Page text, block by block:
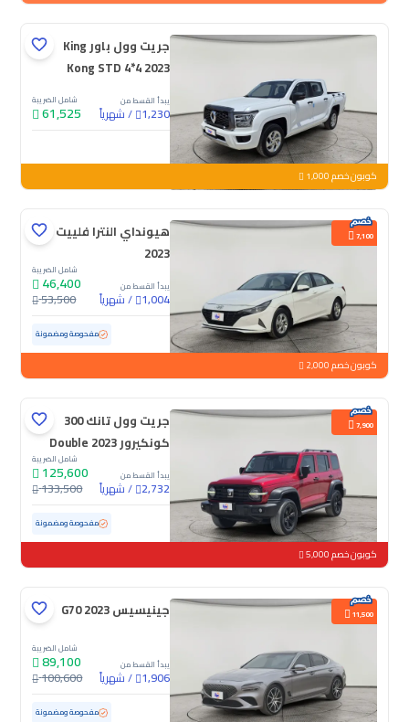
جريت وول باور King
Kong STD 4*4 2023
يبدأ القسط من
1,230
/شهرياً
شامل الضريبة
61,525
جديدة
كوبون خصم 1,000
7,100
هيونداي النترا فلييت
2023
يبدأ القسط من
1,004
/شهرياً
شامل الضريبة
46,400
53,500
مستعملة 142,596 كم مفحوصة ومضمونة
كوبون خصم 2,000
7,900
جريت وول تانك 300
كونكيرور 2023 Double
يبدأ القسط من
2,732
/شهرياً
شامل الضريبة
125,600
133,500
مستعملة 47,262 كم ممشى قليل مفحوصة ومضمونة
كوبون خصم 5,000
11,500 جينيسيس G70 2023
يبدأ القسط من
1,906
/شهرياً
شامل الضريبة
89,100
100,600
مستعملة 165,560 كم مفحوصة ومضمونة